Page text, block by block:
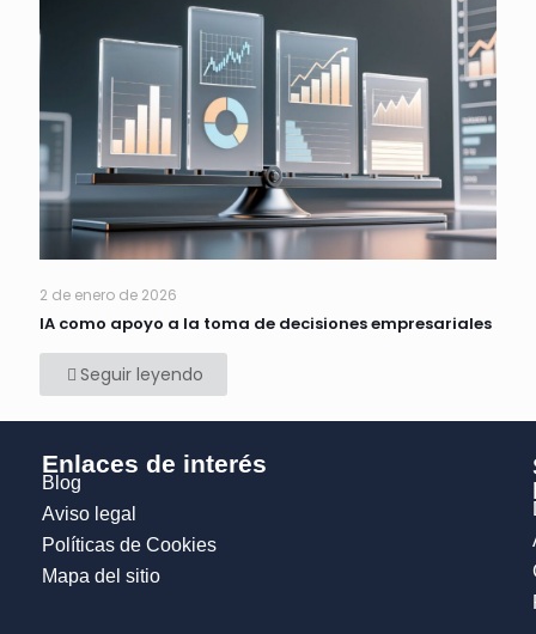
2 de enero de 2026
IA como apoyo a la toma de decisiones empresariales
Seguir leyendo
Enlaces de interés
Blog
Aviso legal
Políticas de Cookies
Mapa del sitio